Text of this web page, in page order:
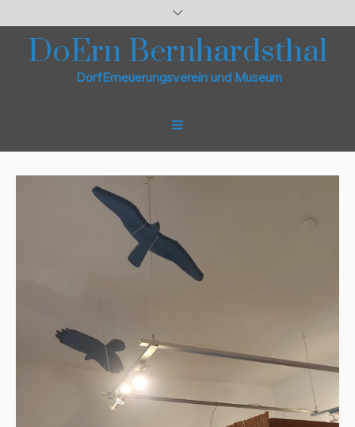
DoErn Bernhardsthal
DorfErneuerungsverein und Museum